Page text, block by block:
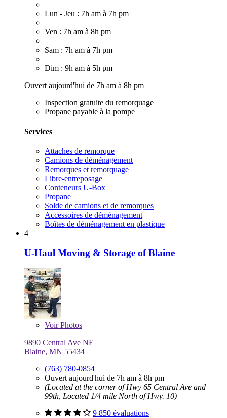
Lun - Jeu : 7h am à 7h pm
Ven : 7h am à 8h pm
Sam : 7h am à 7h pm
Dim : 9h am à 5h pm
Ouvert aujourd'hui de 7h am à 8h pm
Inspection gratuite du remorquage
Propane payable à la pompe
Services
Attaches de remorque
Camions de déménagement
Remorques et remorquage
Libre-entreposage
Conteneurs U-Box
Propane
Solde de camions et de remorques
Accessoires de déménagement
Boîtes de déménagement en plastique
4
U-Haul Moving & Storage of Blaine
VoirPhotos
9890 Central Ave NE
Blaine, MN 55434
(763) 780-0854
Ouvert aujourd'hui de 7h am à 8h pm
(Located at the corner of Hwy 65 Central Ave and
99th, Located 1/4 mile North of Hwy. 10)
9 850 évaluations